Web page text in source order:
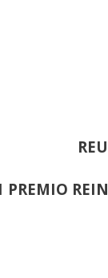
PREMIO